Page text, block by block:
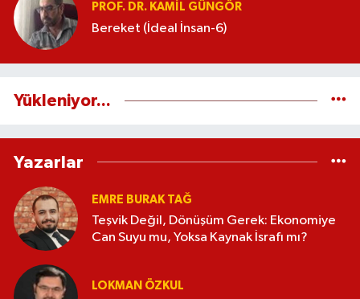
PROF. DR. KAMIL GÜNGÖR
Bereket (İdeal İnsan-6)
Yükleniyor...
Yazarlar
EMRE BURAK TAĞ
Teşvik Değil, Dönüşüm Gerek: Ekonomiye
Can Suyu mu, Yoksa Kaynak İsrafı mı?
LOKMAN ÖZKUL